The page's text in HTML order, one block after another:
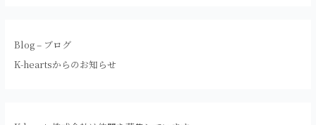
Blog – ブログ
K-heartsからのお知らせ